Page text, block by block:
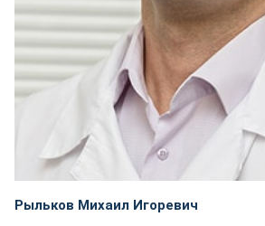
Рыльков Михаил Игоревич